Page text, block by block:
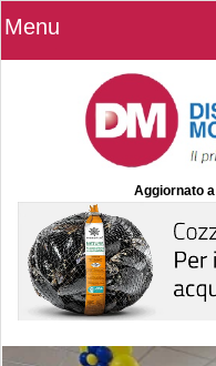
Menu
Aggiornato a